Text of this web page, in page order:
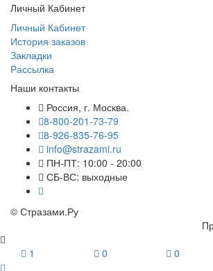
Личный Кабинет
Личный Кабинет
История заказов
Закладки
Рассылка
Наши контакты
Россия, г. Москва.
8-800-201-73-79
8-926-835-76-95
info@strazami.ru
ПН-ПТ: 10:00 - 20:00
СБ-ВС: выходные
© Стразами.Ру
1
0 0